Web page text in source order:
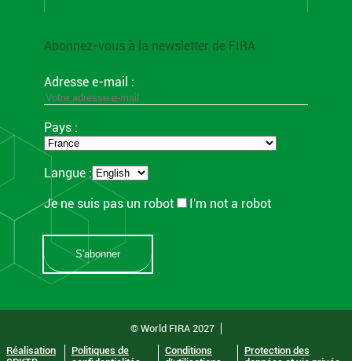
Abonnez-vous à la newsletter de FIRA
Adresse e-mail :
Pays :
Langue :
Je ne suis pas un robot I'm not a robot
© World FIRA 2027
Réalisation
Politiques de
Conditions
Protection des